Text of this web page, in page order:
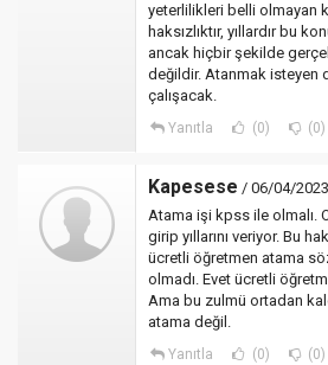
yeterlilikleri belli olmayan
haksızlıktır, yıllardır bu
ancak hiçbir şekilde
değildir. Atanmak isteyen
çalışacak.
Yanıtla (0) (0)
Kapesese / 06/04/
Atama işi kpss ile olmalı.
girip yıllarını veriyor. Bu
ücretli öğretmen atama
olmadı. Evet ücretli
Ama bu zulmü ortadan
atama değil.
Yanıtla (0) (0)